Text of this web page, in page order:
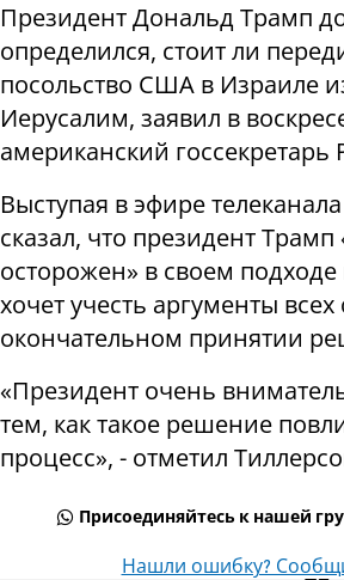
Президент Дональд Трамп
определился, стоит ли
посольство США в Израиле
Иерусалим, заявил в
американский госсекретарь
Выступая в эфире
сказал, что президент Трамп
осторожен» в своем
хочет учесть аргументы
окончательном принятии
«Президент очень
тем, как такое решение
процесс», - отметил
Присоединяйтесь к нашей
Нашли ошибку?